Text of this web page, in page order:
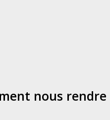
nous rendre